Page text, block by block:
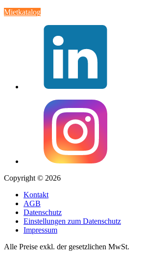
Mietkatalog
Copyright © 2026
Kontakt
AGB
Datenschutz
Einstellungen zum Datenschutz
Impressum
Alle Preise exkl. der gesetzlichen MwSt.